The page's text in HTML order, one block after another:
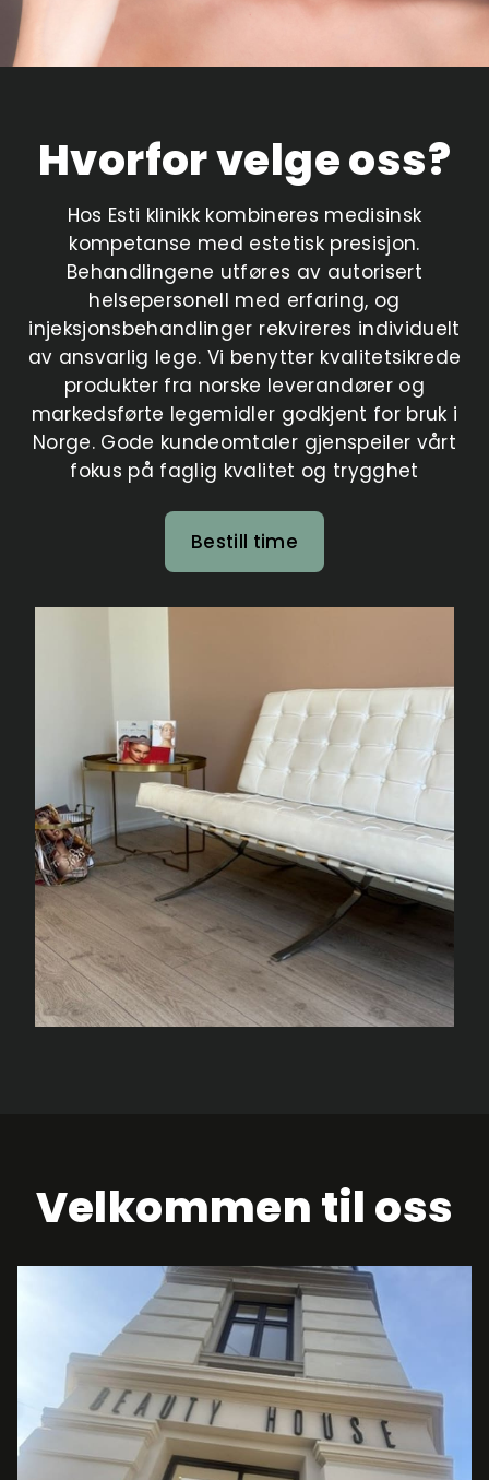
Hvorfor velge oss?
Hos Esti klinikk kombineres medisinsk
kompetanse med estetisk presisjon.
Behandlingene utføres av autorisert
helsepersonell med erfaring, og
injeksjonsbehandlinger rekvireres individuelt
av ansvarlig lege. Vi benytter kvalitetsikrede
produkter fra norske leverandører og
markedsførte legemidler godkjent for bruk i
Norge. Gode kundeomtaler gjenspeiler vårt
fokus på faglig kvalitet og trygghet
Bestill time
Velkommen til oss